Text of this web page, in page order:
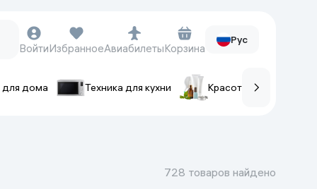
ВойтиИзбранноеАвиабилетыКорзина
Рус
для дома Техника для кухни Красота и уход
728 товаров найдено